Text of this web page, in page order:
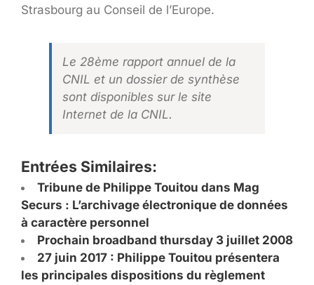
Strasbourg au Conseil de l’Europe.
Le 28ème rapport annuel de la
CNIL et un dossier de synthèse
sont disponibles sur le site
Internet de la CNIL.
Entrées Similaires:
Tribune de Philippe Touitou dans Mag
Securs : L’archivage électronique de données
à caractère personnel
Prochain broadband thursday 3 juillet 2008
27 juin 2017 : Philippe Touitou présentera
les principales dispositions du règlement